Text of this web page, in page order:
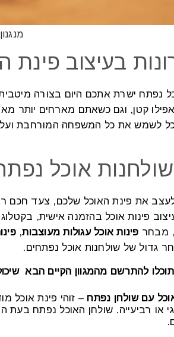
בעיצוב
נפתח ישרת אתכם היום בצורה
אפילו קטן, וגם כשאתם מארחים
לשמש את כל המשפחה המורחבת ועל
שולחנות אוכל
את פינת האוכל שלכם, צעד חכם
פינות אוכל בהזמנה אישית,
מבחר פינות אוכל עגולות מעוצבות,
גדול של שולחנות אוכל נפתחים.
תוכלו להתרשם מהמגוון הקיים הבא
עם שולחן נפתח – זוהי פינת אוכל
או רביעייה. שולחן האוכל נפתח